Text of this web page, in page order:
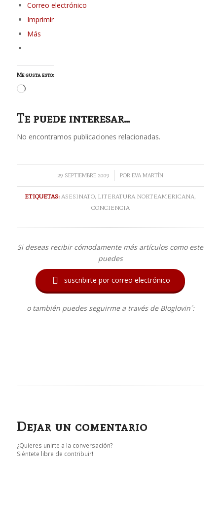
Correo electrónico
Imprimir
Más
Me gusta esto:
Cargando...
Te puede interesar...
No encontramos publicaciones relacionadas.
29 SEPTIEMBRE 2009
/ POREVA MARTÍN
ETIQUETAS: ASESINATO, LITERATURA NORTEAMERICANA,
CONCIENCIA
Si deseas recibir cómodamente más artículos como este
puedes
 suscribirte por correo electrónico
o también puedes seguirme a través de Bloglovin´:
Dejar un comentario
¿Quieres unirte a la conversación?
Siéntete libre de contribuir!